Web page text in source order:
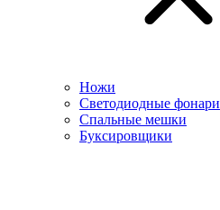
Ножи
Светодиодные фонари
Спальные мешки
Буксировщики